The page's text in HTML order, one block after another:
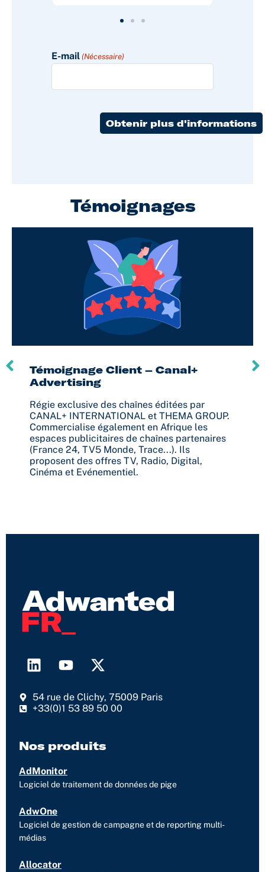
E-mail (Nécessaire)
Témoignages
Témoignage Client – Canal+
Advertising
Régie exclusive des chaînes éditées par
CANAL+ INTERNATIONAL et THEMA GROUP.
Commercialise également en Afrique les
espaces publicitaires de chaînes partenaires
(France 24, TV5 Monde, Trace...). Ils
proposent des offres TV, Radio, Digital,
Cinéma et Evénementiel.
L
i
k
e
i
Y
o
t
u
e
X
-
w
i
t
54 rue de Clichy, 75009 Paris
+33(0)1 53 89 50 00
Nos produits
AdMonitor
Logiciel de traitement de données de pige
AdwOne
Logiciel de gestion de campagne et de reporting multi-
médias
Allocator